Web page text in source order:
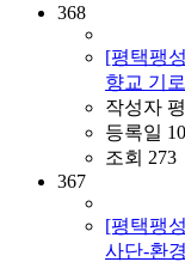
368
[평택팽
향교 기
작성자
등록일
조회 273
367
[평택팽
사단-환